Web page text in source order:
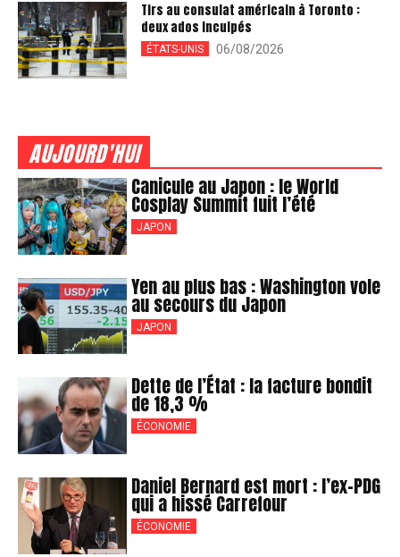
Tirs au consulat américain à Toronto :
deux ados inculpés
ÉTATS-UNIS 06/08/2026
AUJOURD'HUI
Canicule au Japon : le World
Cosplay Summit fuit l’été
JAPON
Yen au plus bas : Washington vole
au secours du Japon
JAPON
Dette de l’État : la facture bondit
de 18,3 %
ÉCONOMIE
Daniel Bernard est mort : l’ex-PDG
qui a hissé Carrefour
ÉCONOMIE